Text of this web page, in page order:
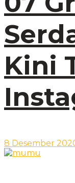
Kini
8 Desember